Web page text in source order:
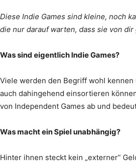
Diese Indie Games sind kleine, noch
die nur darauf warten, dass sie von
Was sind eigentlich Indie Games?
Viele werden den Begriff wohl kennen
auch dahingehend einsortieren
von Independent Games ab und
Was macht ein Spiel unabhängig?
Hinter ihnen steckt kein „externer“